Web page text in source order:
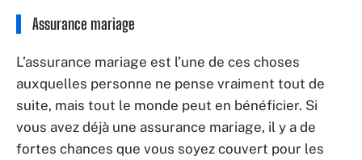
Assurance mariage
L’assurance mariage est l’une de ces choses
auxquelles personne ne pense vraiment tout de
suite, mais tout le monde peut en bénéficier. Si
vous avez déjà une assurance mariage, il y a de
fortes chances que vous soyez couvert pour les